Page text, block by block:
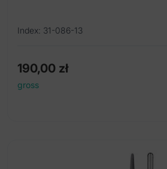
Index: 31-086-13
190,00 zł
gross